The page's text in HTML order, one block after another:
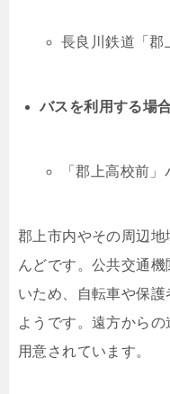
長良川鉄道「郡
バスを利用する場
「郡上高校前
郡上市内やその周辺地
んどです。公共交通
いため、自転車や保
ようです。遠方から
用意されています。